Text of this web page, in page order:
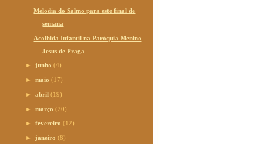
Melodia do Salmo para este final de
semana
Acolhida Infantil na Paróquia Menino
Jesus de Praga
► junho(4)
►maio(17)
►abril(19)
►março(20)
►fevereiro(12)
► janeiro(8)